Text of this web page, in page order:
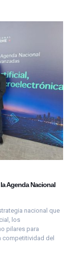
Agenda Nacional
nacional que
los
pilares para
competitividad del